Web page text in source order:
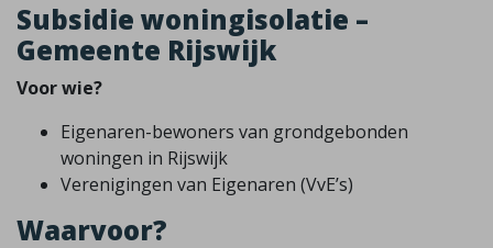
Subsidie woningisolatie –
Gemeente Rijswijk
Voor wie?
Eigenaren-bewoners van grondgebonden
woningen in Rijswijk
Verenigingen van Eigenaren (VvE’s)
Waarvoor?